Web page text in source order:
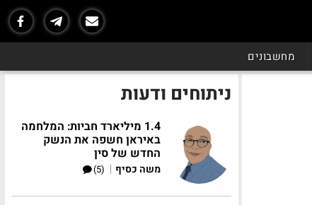
מחשבונים
ניתוחים ודעות
1.4 מיליארד חביות: המלחמה
באיראן חשפה את הנשק
החדש של סין
משה כסיף |
(5)